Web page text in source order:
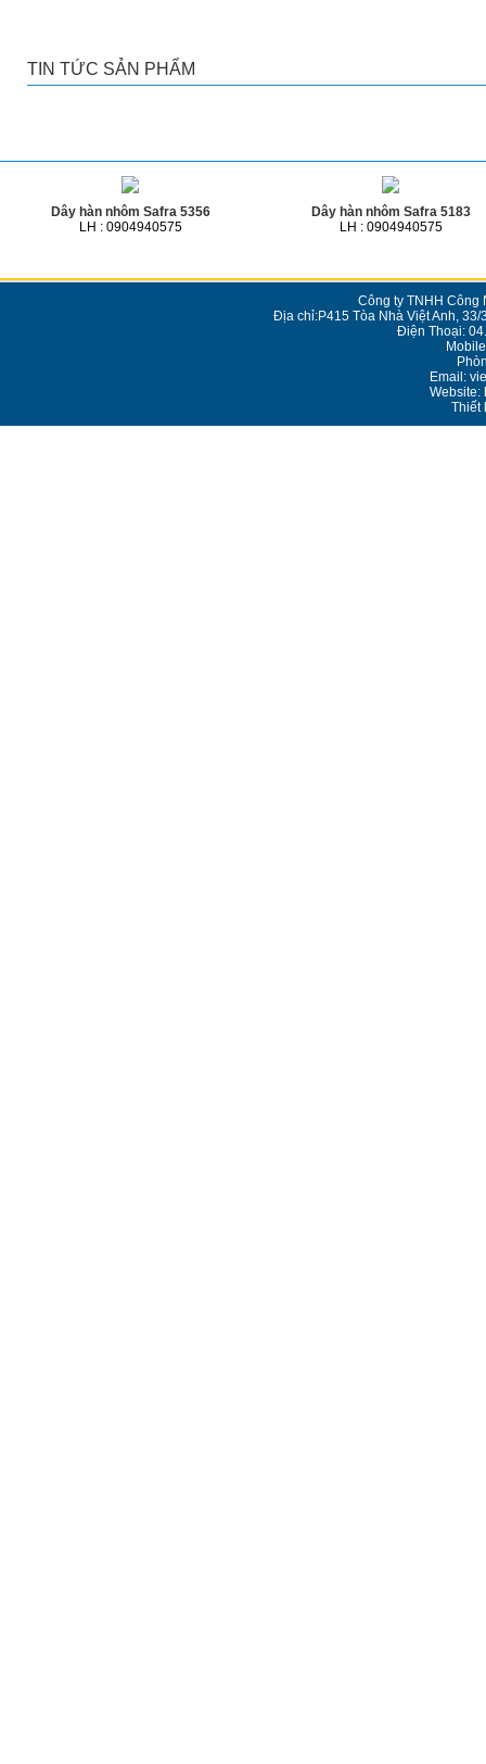
TIN TỨC SẢN PHẨM
Dây hàn nhôm Safra 5356
LH : 0904940575
Dây hàn nhôm Safra 5183
LH : 0904940575
Công ty TNHH Công
Địa chỉ:P415 Tòa Nhà Việt Anh,
Điện Thoại:
Email:
Website:
Thiết